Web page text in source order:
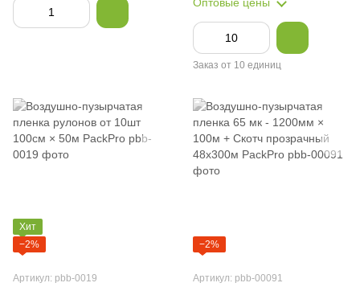
Заказ от 10 единиц
Хит
−2%
Артикул: pbb-0019
−2%
Артикул: pbb-00091